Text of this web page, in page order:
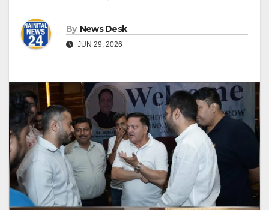
By News Desk
JUN 29, 2026